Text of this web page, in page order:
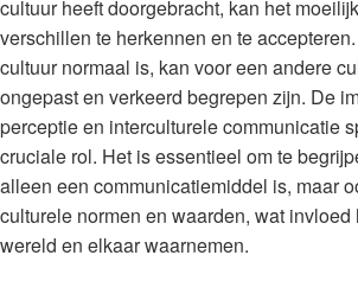
cultuur heeft doorgebracht, kan het
verschillen te herkennen en te
cultuur normaal is, kan voor een andere
ongepast en verkeerd begrepen zijn. De
perceptie en interculturele communicatie
cruciale rol. Het is essentieel om te
alleen een communicatiemiddel is, maar
culturele normen en waarden, wat
wereld en elkaar waarnemen.